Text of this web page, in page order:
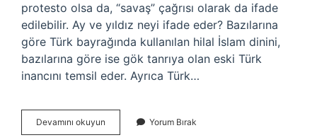
protesto olsa da, “savaş” çağrısı olarak da ifade
edilebilir. Ay ve yıldız neyi ifade eder? Bazılarına
göre Türk bayrağında kullanılan hilal İslam dinini,
bazılarına göre ise gök tanrıya olan eski Türk
inancını temsil eder. Ayrıca Türk…
Devamını okuyun
Ay
Yorum Bırak